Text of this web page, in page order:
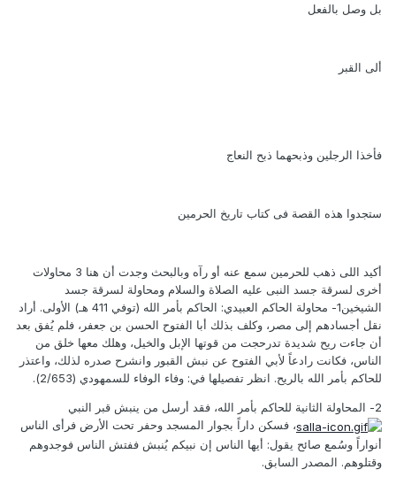
بل وصل بالفعل
ألى القبر
فأخذا الرجلين وذبحهما ذبح النعاج
ستجدوا هذه القصة فى كتاب تاريخ الحرمين
أكيد اللى ذهب للحرمين سمع عنه أو رآه وبالبحث وجدت أن هنا 3 محاولات
أخرى لسرقة جسد النبى عليه الصلاة والسلام ومحاولة لسرقة جسد
الشيخين1- محاولة الحاكم العبيدي: الحاكم بأمر الله (توفي 411 هـ) الأولى. أراد
نقل أجسادهم إلى مصر، وكلف بذلك أبا الفتوح الحسن بن جعفر، فلم يُفق بعد
أن جاءت ريح شديدة تدرحجت من قوتها الإبل والخيل، وهلك معها خلق من
الناس، فكانت رادعاً لأبي الفتوح عن نبش القبور وانشرح صدره لذلك، واعتذر
للحاكم بأمر الله بالريح. انظر تفصيلها في: وفاء الوفاء للسمهودي (2/653).
2- المحاولة الثانية للحاكم بأمر الله، فقد أرسل من ينبش قبر النبي
، فسكن داراً بجوار المسجد وحفر تحت الأرض فرأى الناس
أنواراً وسُمع صائح يقول: أيها الناس إن نبيكم يُنبش ففتش الناس فوجدوهم
وقتلوهم. المصدر السابق.